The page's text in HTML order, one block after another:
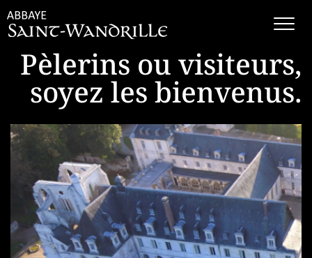
Pèlerins ou visiteurs,
soyez les bienvenus.